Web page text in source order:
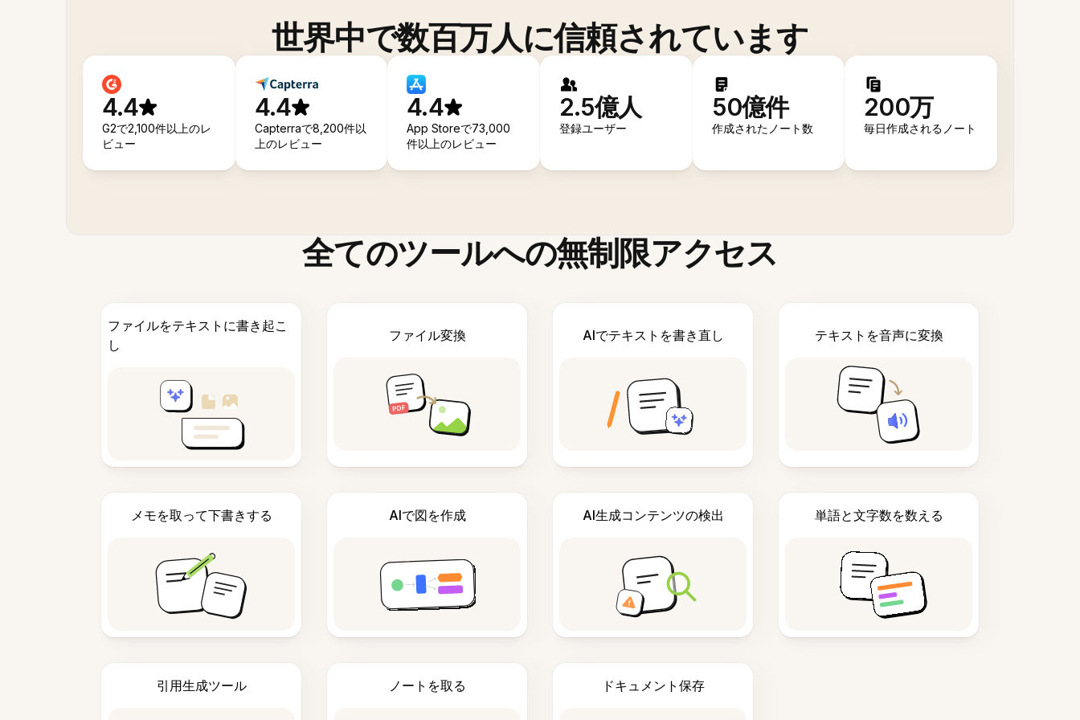
世界中で数百万人に信頼されています
4.4
G2で2,100件以上のレ
ビュー
4.4
Capterraで8,200件以
上のレビュー
4.4
App Storeで73,000
件以上のレビュー
2.5億人
登録ユーザー
50億件
作成されたノート数
200万
毎日作成されるノート
全てのツールへの無制限アクセス
ファイルをテキストに書き起こ
し
ファイル変換 AIでテキストを書き直し テキストを音声に変換
メモを取って下書きする AIで図を作成 AI生成コンテンツの検出 単語と文字数を数える
引用生成ツール ノートを取る ドキュメント保存